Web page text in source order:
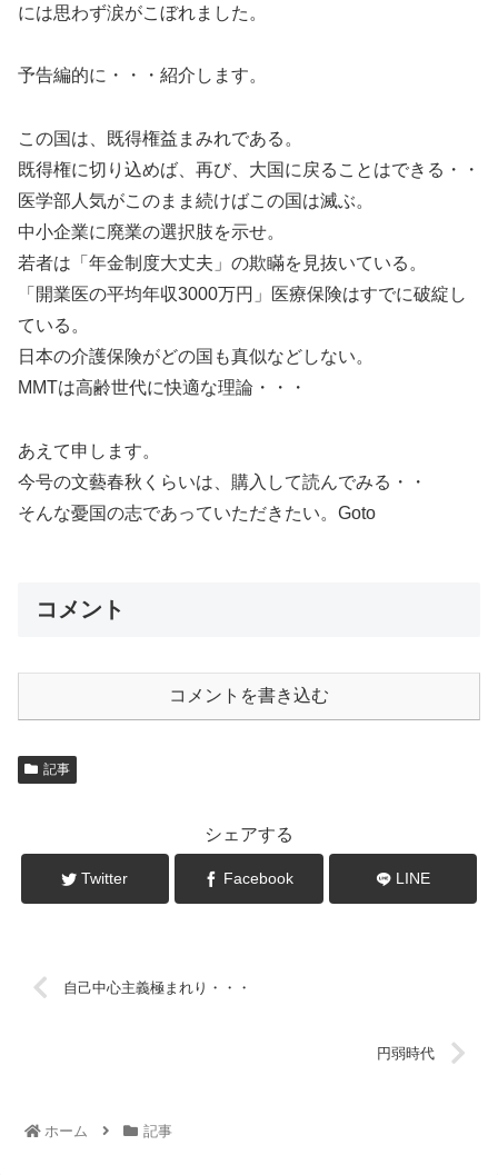
には思わず涙がこぼれました。
予告編的に・・・紹介します。
この国は、既得権益まみれである。
既得権に切り込めば、再び、大国に戻ることはできる・・
医学部人気がこのまま続けばこの国は滅ぶ。
中小企業に廃業の選択肢を示せ。
若者は「年金制度大丈夫」の欺瞞を見抜いている。
「開業医の平均年収3000万円」医療保険はすでに破綻し
ている。
日本の介護保険がどの国も真似などしない。
MMTは高齢世代に快適な理論・・・
あえて申します。
今号の文藝春秋くらいは、購入して読んでみる・・
そんな憂国の志であっていただきたい。Goto
コメント
コメントを書き込む
記事
シェアする
Twitter Facebook LINE
自己中心主義極まれり・・・
円弱時代
ホーム 記事